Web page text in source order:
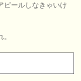
ピールしなきゃいけ